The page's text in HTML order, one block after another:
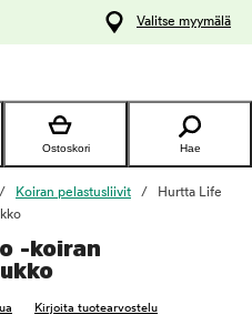
Valitse myymälä
Ostoskori Hae
Koiran pelastusliivit
Hurtta Life
-koiran
Kirjoita tuotearvostelu